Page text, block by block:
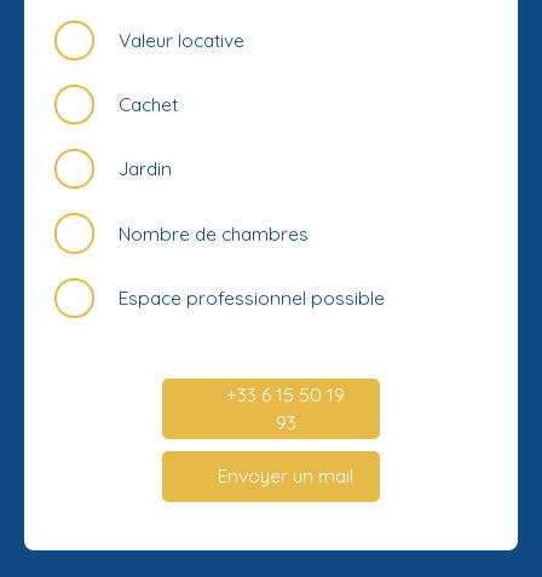
Valeur locative
Cachet
Jardin
Nombre de chambres
Espace professionnel possible
+33 6 15 50 19
93
Envoyer un mail